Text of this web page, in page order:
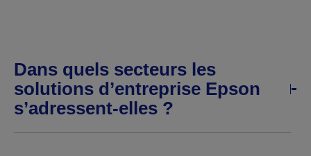
Dans quels secteurs les
solutions d’entreprise Epson
s’adressent-elles ?